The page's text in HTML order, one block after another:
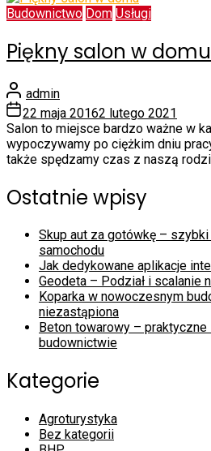
Budownictwo Dom Usługi
Piękny salon w domu
admin
22 maja 20162 lutego 2021
Salon to miejsce bardzo ważne w
wypoczywamy po ciężkim dniu
także spędzamy czas z naszą
Ostatnie wpisy
Skup aut za gotówkę –
samochodu
Jak dedykowane aplikacje
Geodeta – Podział i scalanie
Koparka w nowoczesnym
niezastąpiona
Beton towarowy –
budownictwie
Kategorie
Agroturystyka
Bez kategorii